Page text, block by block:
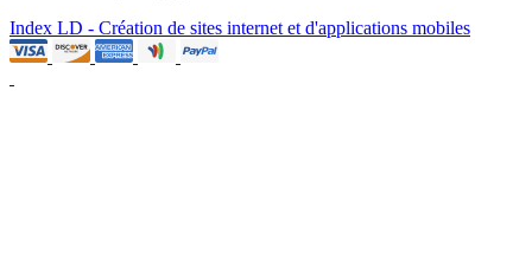
Index LD - Création de sites internet et d'applications mobiles